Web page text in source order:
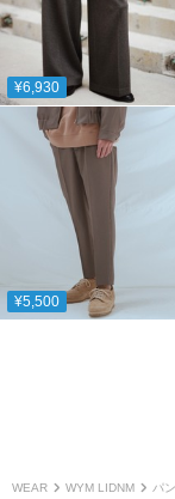
¥6,930
¥5,500
WEAR WYM LIDNM パ